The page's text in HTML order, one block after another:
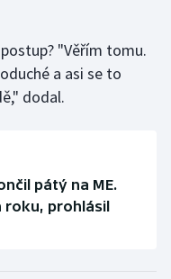
"Věřím tomu.
a asi se to
dodal.
pátý na ME.
roku, prohlásil